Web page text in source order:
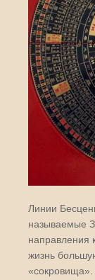
Линии
называемые
направления
жизнь
«сокровища».